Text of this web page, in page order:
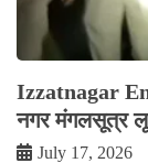
Izzatnagar
नगर मंगलसूत्र
July 17, 2026